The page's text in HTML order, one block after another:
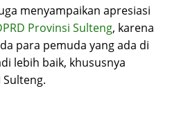
menyampaikan apresiasi
Provinsi Sulteng, karena
para pemuda yang ada di
lebih baik, khususnya